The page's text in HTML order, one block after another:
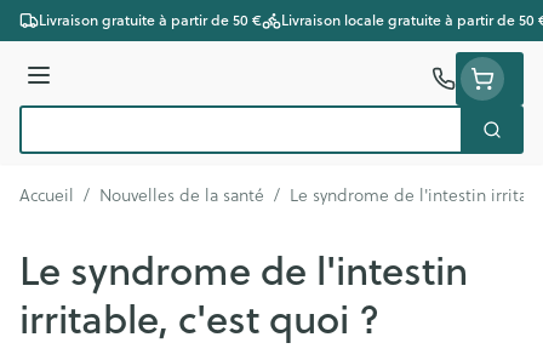
Aller au contenu
Livraison gratuite à partir de 50 € Livraison locale gratuite à partir de 50
Menu
Accueil / Nouvelles de la santé / Le syndrome de l'intestin
Le syndrome de l'intestin
irritable, c'est quoi ?